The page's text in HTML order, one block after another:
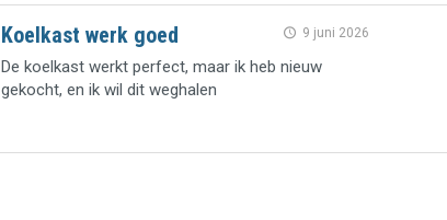
9 juni 2026
Koelkast werk goed
De koelkast werkt perfect, maar ik heb nieuw
gekocht, en ik wil dit weghalen